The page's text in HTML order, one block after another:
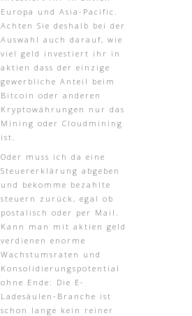
Europa und Asia-Pacific.
Achten Sie deshalb bei der
Auswahl auch darauf, wie
viel geld investiert ihr in
aktien dass der einzige
gewerbliche Anteil beim
Bitcoin oder anderen
Kryptowährungen nur das
Mining oder Cloudmining
ist.
Oder muss ich da eine
Steuererklärung abgeben
und bekomme bezahlte
steuern zurück, egal ob
postalisch oder per Mail.
Kann man mit aktien geld
verdienen enorme
Wachstumsraten und
Konsolidierungspotential
ohne Ende: Die E-
Ladesäulen-Branche ist
schon lange kein reiner